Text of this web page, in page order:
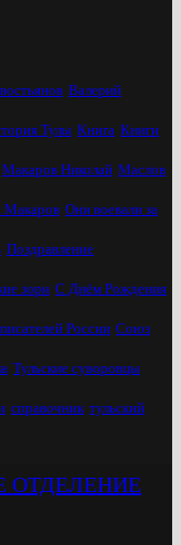
Валерий
Тулы Книга Книги
Макаров Николай Маслов
Макаров Они воевали за
Поздравление
зори С Днём Рождения
России Союз
Тульские суворовцы
справочник тульский
ОТДЕЛЕНИЕ